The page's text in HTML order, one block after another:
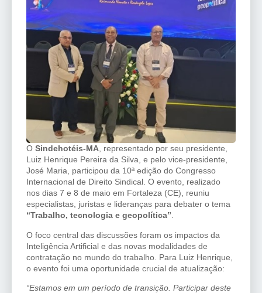
O Sindehotéis-MA , representado por seu presidente,
Luiz Henrique Pereira da Silva, e pelo vice-presidente,
José Maria, participou da 10ª edição do Congresso
Internacional de Direito Sindical. O evento, realizado
nos dias 7 e 8 de maio em Fortaleza (CE), reuniu
especialistas, juristas e lideranças para debater o tema
“Trabalho, tecnologia e geopolítica”
O foco central das discussões foram os impactos da
Inteligência Artificial e das novas modalidades de
contratação no mundo do trabalho. Para Luiz Henrique,
o evento foi uma oportunidade crucial de atualização:
“Estamos em um período de transição. Participar deste